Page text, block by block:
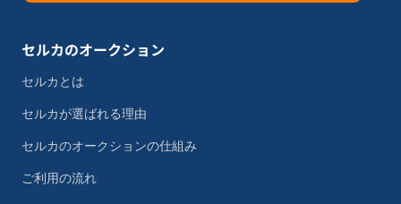
セルカのオークション
セルカとは
セルカが選ばれる理由
セルカのオークションの仕組み
ご利用の流れ